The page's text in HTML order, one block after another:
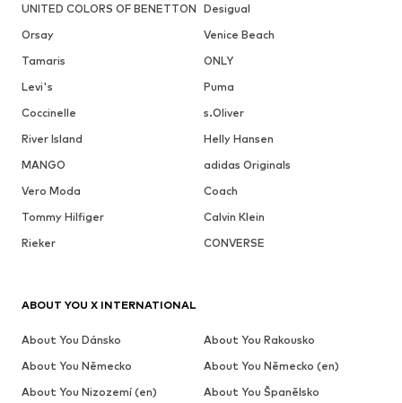
UNITED COLORS OF BENETTON Desigual
Orsay
Venice Beach
Tamaris
ONLY
Levi's
Puma
Coccinelle
s.Oliver
River Island
Helly Hansen
MANGO
adidas Originals
Vero Moda
Coach
Tommy Hilfiger
Calvin Klein
Rieker
CONVERSE
ABOUT YOU X INTERNATIONAL
About You Dánsko
About You Rakousko
About You Německo
About You Německo (en)
About You Nizozemí (en)
About You Španělsko